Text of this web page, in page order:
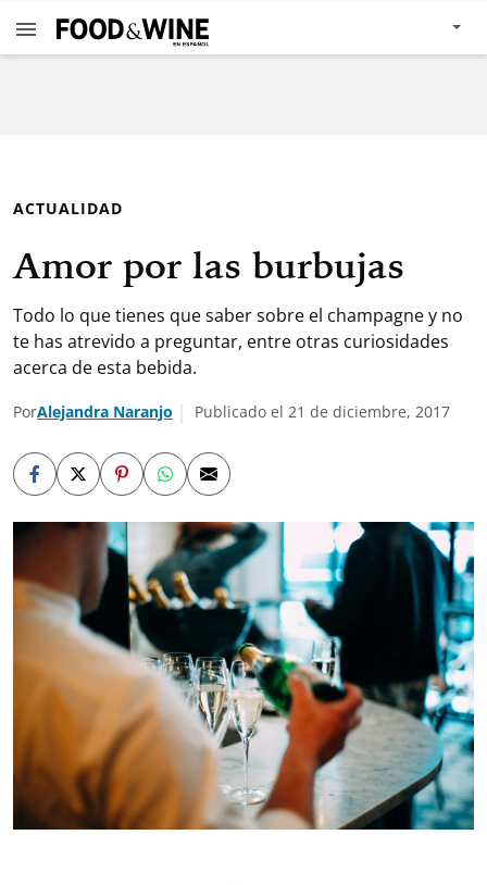
ACTUALIDAD
Amor por las burbujas
Todo lo que tienes que saber sobre el champagne y no
te has atrevido a preguntar, entre otras curiosidades
acerca de esta bebida.
PorAlejandra Naranjo Publicado el 21 de diciembre, 2017